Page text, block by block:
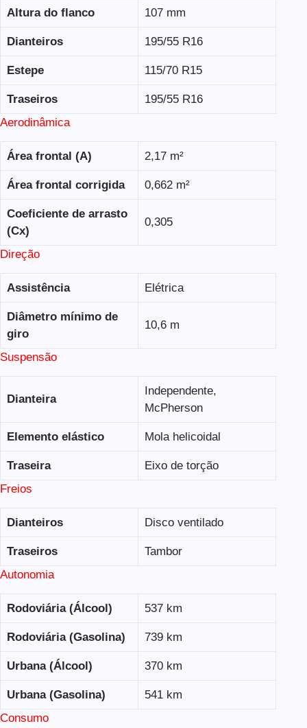
Altura do flanco 107 mm
Dianteiros 195/55 R16
Estepe 115/70 R15
Traseiros
195/55 R16
Aerodinâmica
Área frontal (A) 2,17 m²
Área frontal corrigida 0,662 m²
Coeficiente de arrasto
(Cx)
0,305
Direção
Assistência Elétrica
Diâmetro mínimo de
giro
10,6 m
Suspensão
Dianteira
Independente,
McPherson
Elemento elástico Mola helicoidal
Traseira
Eixo de torção
Freios
Dianteiros Disco ventilado
Traseiros
Tambor
Autonomia
Rodoviária (Álcool) 537 km
Rodoviária (Gasolina) 739 km
Urbana (Álcool) 370 km
Urbana (Gasolina)
541 km
Consumo